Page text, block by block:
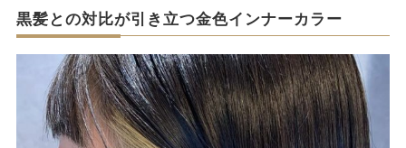
黒髪との対比が引き立つ金色インナーカラー